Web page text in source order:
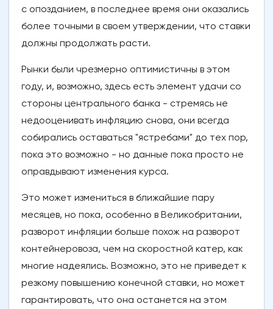
с опозданием, в последнее время они оказались
более точными в своем утверждении, что ставки
должны продолжать расти.
Рынки были чрезмерно оптимистичны в этом
году, и, возможно, здесь есть элемент удачи со
стороны центрального банка - стремясь не
недооценивать инфляцию снова, они всегда
собирались оставаться "ястребами" до тех пор,
пока это возможно - но данные пока просто не
оправдывают изменения курса.
Это может измениться в ближайшие пару
месяцев, но пока, особенно в Великобритании,
разворот инфляции больше похож на разворот
контейнеровоза, чем на скоростной катер, как
многие надеялись. Возможно, это не приведет к
резкому повышению конечной ставки, но может
гарантировать, что она останется на этом